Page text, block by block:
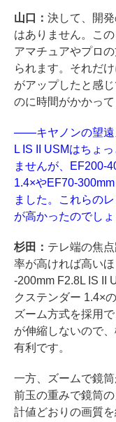
山口： 決して、開
はありません。こ
アマチュアやプロ
られます。それだ
がアップしたと感
のに時間がかかって
――キヤノンの望遠
L IS II USMはちょ
ませんが、EF200-
1.4×やEF70-
ました。これらの
が高かったのでし
杉田： テレ端の焦
率が高ければ高い
-200mm F2.8L IS II
クステンダー 1.4×
ズーム方式を採用
が伸縮しないので
有利です。
一方、ズームで鏡
前玉の重みで鏡筒
計値どおりの画質